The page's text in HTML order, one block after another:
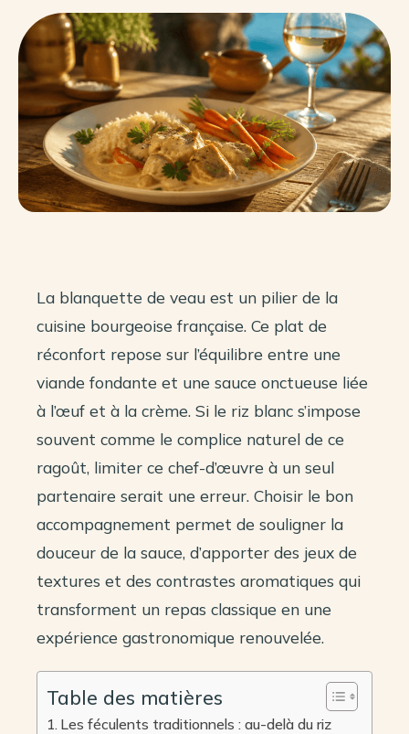
La blanquette de veau est un pilier de la
cuisine bourgeoise française. Ce plat de
réconfort repose sur l’équilibre entre une
viande fondante et une sauce onctueuse liée
à l’œuf et à la crème. Si le riz blanc s’impose
souvent comme le complice naturel de ce
ragoût, limiter ce chef-d’œuvre à un seul
partenaire serait une erreur. Choisir le bon
accompagnement permet de souligner la
douceur de la sauce, d’apporter des jeux de
textures et des contrastes aromatiques qui
transforment un repas classique en une
expérience gastronomique renouvelée.
Table des matières
Les féculents traditionnels : au-delà du riz